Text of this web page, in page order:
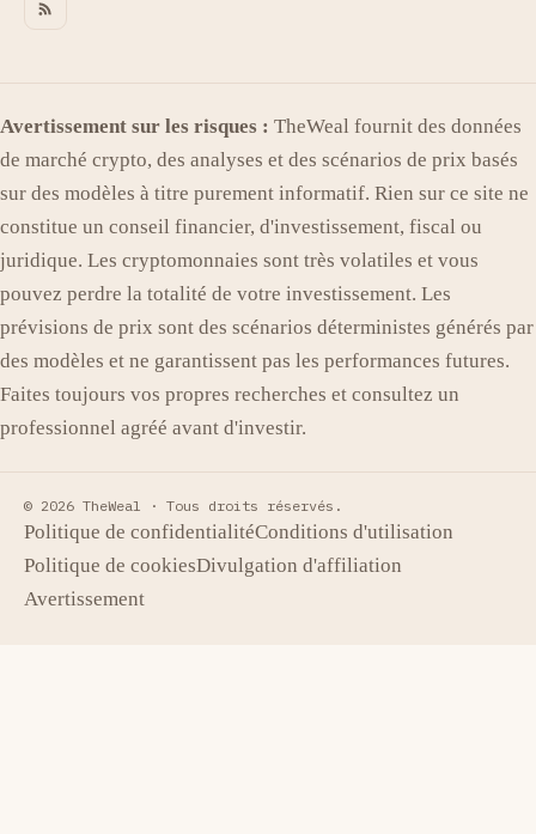
Avertissement sur les risques : TheWeal fournit des données
de marché crypto, des analyses et des scénarios de prix basés
sur des modèles à titre purement informatif. Rien sur ce site ne
constitue un conseil financier, d'investissement, fiscal ou
juridique. Les cryptomonnaies sont très volatiles et vous
pouvez perdre la totalité de votre investissement. Les
prévisions de prix sont des scénarios déterministes générés par
des modèles et ne garantissent pas les performances futures.
Faites toujours vos propres recherches et consultez un
professionnel agréé avant d'investir.
© 2026 TheWeal · Tous droits réservés.
Politique de confidentialitéConditions d'utilisation
Politique de cookiesDivulgation d'affiliation
Avertissement